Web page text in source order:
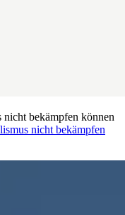
bekämpfen können
nicht bekämpfen